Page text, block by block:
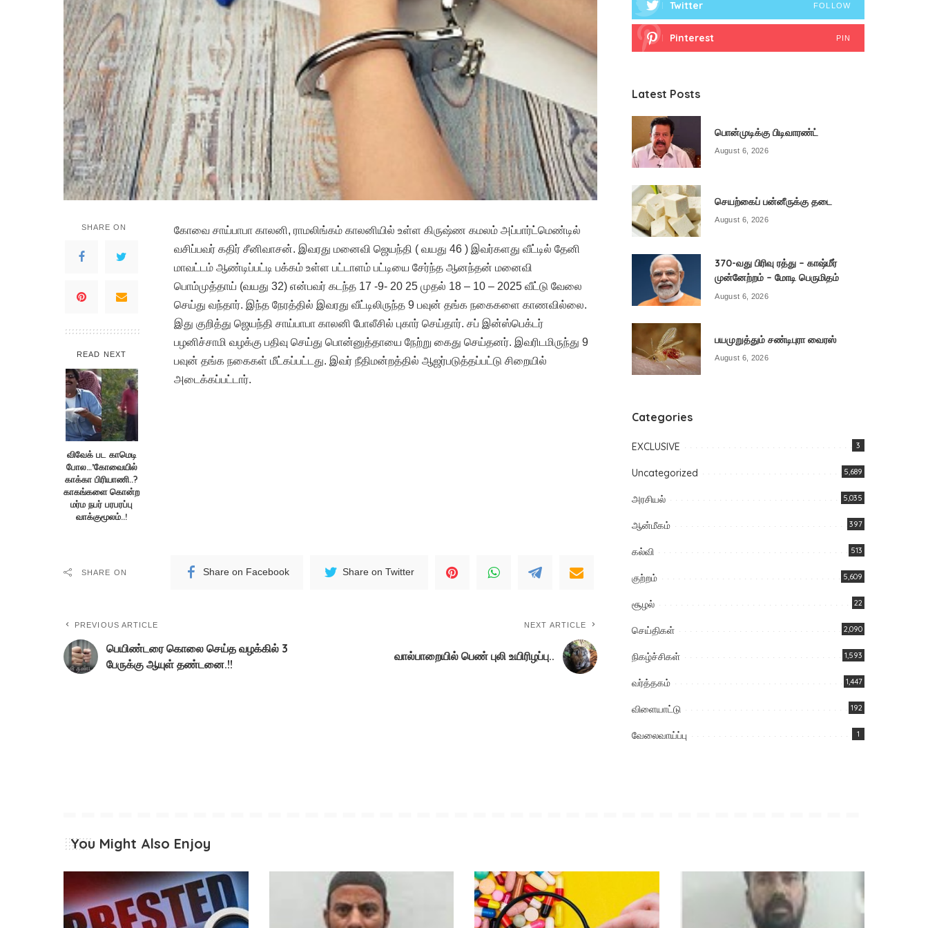
SHARE ON
READ NEXT
விவேக் பட காமெடி
போல…’கோவையில்
காக்கா பிரியாணி..?
காகங்களை கொன்ற
மர்ம நபர் பரபரப்பு
வாக்குமூலம்..!
கோவை சாய்பாபா காலனி, ராமலிங்கம் காலனியில் உள்ள கிருஷ்ண கமலம் அப்பார்ட்மெண்டில்
வசிப்பவர் கதிர் சீனிவாசன். இவரது மனைவி ஜெயந்தி ( வயது 46 ) இவர்களது வீட்டில் தேனி
மாவட்டம் ஆண்டிப்பட்டி பக்கம் உள்ள பட்டாளம் பட்டியை சேர்ந்த ஆனந்தன் மனைவி
பொம்முத்தாய் (வயது 32) என்பவர் கடந்த 17 -9- 20 25 முதல் 18 – 10 – 2025 வீட்டு வேலை
செய்து வந்தார். இந்த நேரத்தில் இவரது வீட்டிலிருந்த 9 பவுன் தங்க நகைகளை காணவில்லை.
இது குறித்து ஜெயந்தி சாய்பாபா காலனி போலீசில் புகார் செய்தார். சப் இன்ஸ்பெக்டர்
பழனிச்சாமி வழக்கு பதிவு செய்து பொன்னுத்தாயை நேற்று கைது செய்தனர். இவரிடமிருந்து 9
பவுன் தங்க நகைகள் மீட்கப்பட்டது. இவர் நீதிமன்றத்தில் ஆஜர்படுத்தப்பட்டு சிறையில்
அடைக்கப்பட்டார்.
SHARE ON Share on Facebook Share on Twitter
PREVIOUS ARTICLE
பெயிண்டரை கொலை செய்த வழக்கில் 3
பேருக்கு ஆயுள் தண்டனை.!!
NEXT ARTICLE
வால்பாறையில் பெண் புலி உயிரிழப்பு..
Twitter FOLLOW
Pinterest PIN
Latest Posts
பொன்முடிக்கு பிடிவாரண்ட்
August 6, 2026
செயற்கைப் பன்னீருக்கு தடை
August 6, 2026
370-வது பிரிவு ரத்து – காஷ்மீர்
முன்னேற்றம் – மோடி பெருமிதம்
August 6, 2026
பயமுறுத்தும் சண்டிபுரா வைரஸ்
August 6, 2026
Categories
EXCLUSIVE 3
Uncategorized 5,689
அரசியல் 5,035
ஆன்மீகம் 397
கல்வி 513
குற்றம் 5,609
சூழல் 22
செய்திகள் 2,090
நிகழ்ச்சிகள் 1,593
வர்த்தகம் 1,447
விளையாட்டு 192
வேலைவாய்ப்பு 1
You Might Also Enjoy